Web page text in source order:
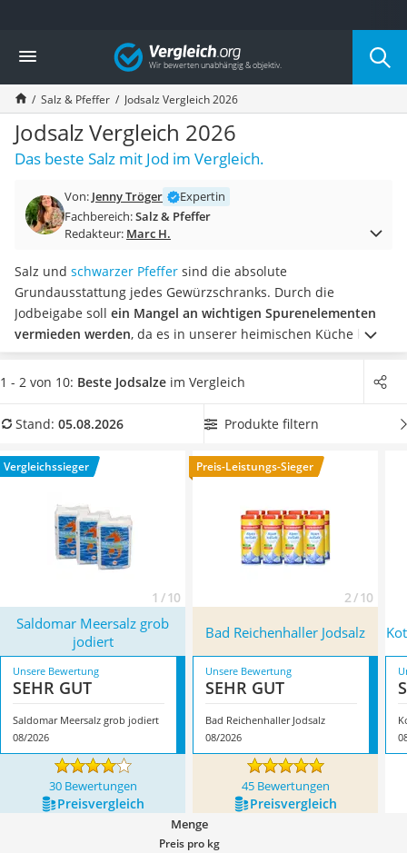
Die beliebtesten Vergleiche nach Kategorie
Lebensmittel
Schwarzkümmelöl
Knäckebrot
Schwarzkümmelöl-Kapseln
Manukahonig
Eiklar
Balsamico-Essig
Schwarzkümmelöl bio
Honig
Gemüsebrühe
Eiskaffee-Pulver
Irischer Whiskey
Grapefruitkernextrakt
Matcha-Set
MCT-Öl
Erythrit
Müsli ohne Zuckerzusatz
Vergleich
Salz & Pfeffer Jodsalz Vergleich 2026
Jodsalz Vergleich 2026
Das beste Salz mit Jod im Vergleich.
Von: Jenny Tröger
Expertin
Fachbereich:Salz & Pfeffer
Redakteur: Marc H.
Salz und schwarzer Pfeffer sind die absolute
Grundausstattung jedes Gewürzschranks. Durch die
Jodbeigabe soll ein Mangel an wichtigen Spurenelementen
vermieden werden, da es in unserer heimischen Küche kaum
vorkommt. Unabhängige Tests im Internet bestätigen, dass
den Produkten Jodmengen nur im Rahmen der gesetzlichen
Vergleichstabelle Jodsalz in einer robusten und luftdichten
uns hier im August 2026 besonders das ModellSaldomar
Meersalz grob jodiert
mit seinen Eigenschaften.
1 - 2 von 10: Beste Jodsalze im Vergleich
Stand: 05.08.2026 Produkte filtern
Vergleichssieger
1 / 10
Preis-Leistungs-Sieger
2 / 10
Saldomar Meersalz grob
jodiert
Bad Reichenhaller Jodsalz
Unsere Bewertung
SEHR GUT
Saldomar Meersalz grob jodiert
08/2026
Unsere Bewertung
SEHR GUT
Bad Reichenhaller Jodsalz
08/2026
30 Bewertungen 45 Bewertungen
Preis­vergleich Preis­vergleich
Menge
Preis pro kg